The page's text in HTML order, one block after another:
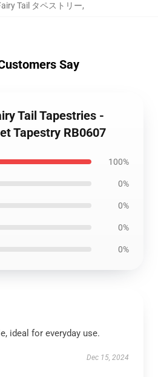
Tail タペストリー,
Say
Tail Tapestries -
Tapestry RB0607
100%
0%
0%
0%
0%
ideal for everyday use.
Dec 15, 2024